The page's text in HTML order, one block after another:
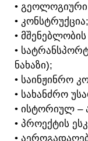
• ᲒᲔᲝᲚᲝᲒᲘᲣᲠᲘ
• ᲙᲝᲜᲡᲢᲠᲣᲥᲪᲘᲐ;
•
•
ᲜᲐᲮᲐᲖᲘ);
• ᲡᲐᲘᲜᲟᲘᲜᲠᲝ
• ᲡᲐᲮᲐᲜᲫᲠᲝ
• ᲘᲡᲢᲝᲠᲘᲣᲚ –
• ᲞᲠᲝᲔᲥᲢᲘᲡ
•